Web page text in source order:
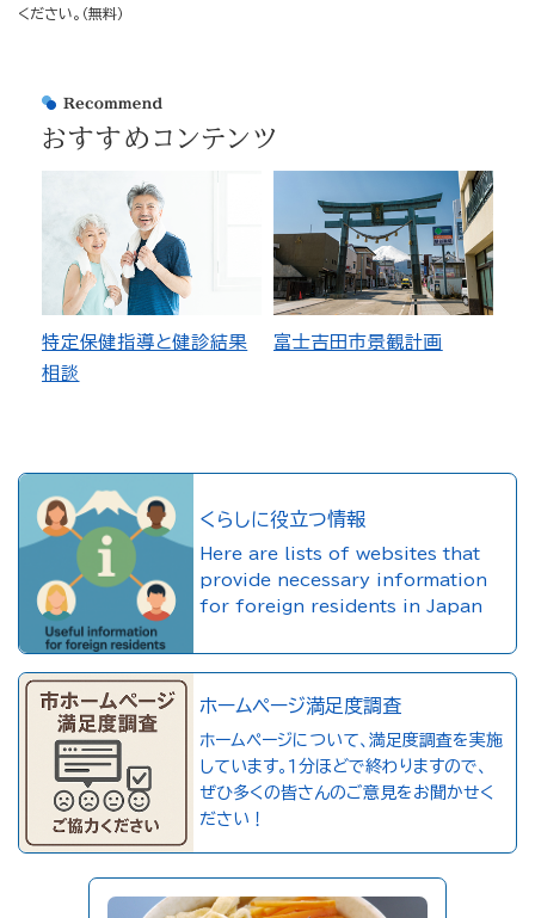
ください。（無料）
おすすめコンテンツ
特定保健指導と健診結果
相談
富士吉田市景観計画
くらしに役立つ情報
Here are lists of websites that
provide necessary information
for foreign residents in Japan
ホームページ満足度調査
ホームページについて、満足度調査を実施
しています。１分ほどで終わりますので、
ぜひ多くの皆さんのご意見をお聞かせく
ださい！